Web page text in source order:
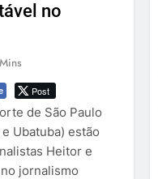
no
Post
de São Paulo
Ubatuba) estão
Heitor e
jornalismo